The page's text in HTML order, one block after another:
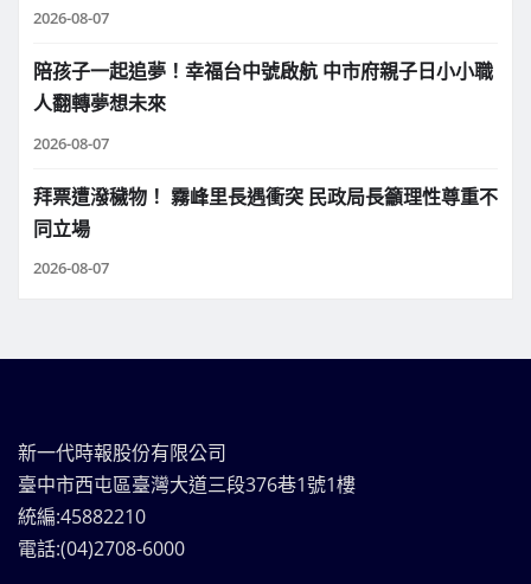
2026-08-07
陪孩子一起追夢！幸福台中號啟航 中市府親子日小小職
人翻轉夢想未來
2026-08-07
拜票遭潑穢物！ 霧峰里長遇衝突 民政局長籲理性尊重不
同立場
2026-08-07
新一代時報股份有限公司
臺中市西屯區臺灣大道三段376巷1號1樓
統編:45882210
電話:(04)2708-6000